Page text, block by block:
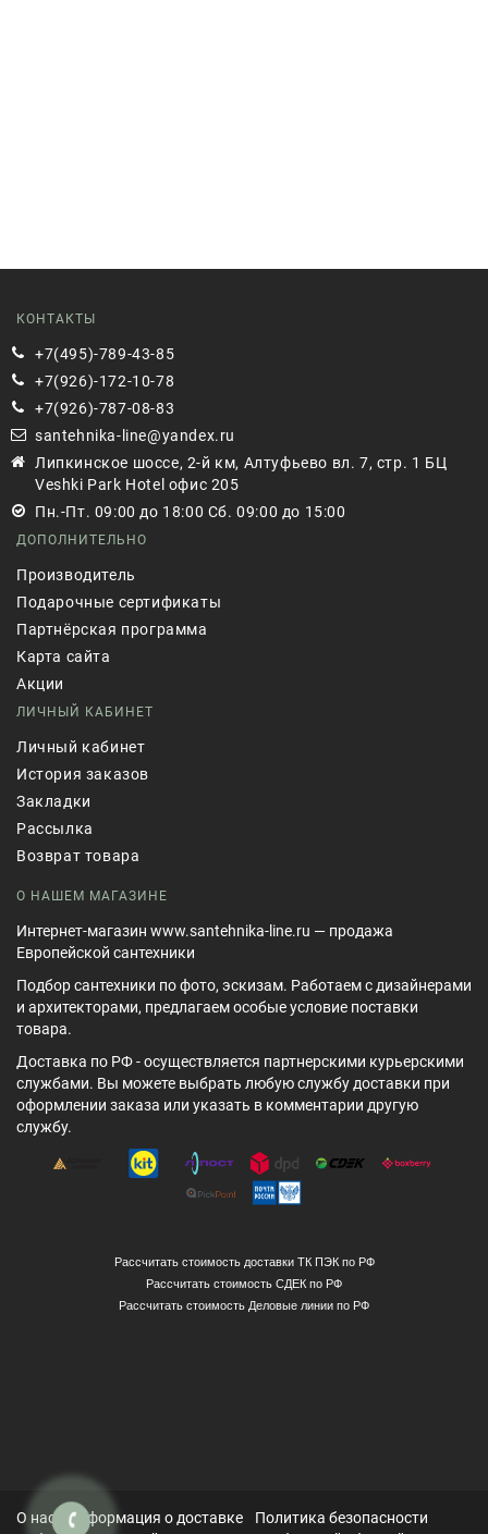
КОНТАКТЫ
+7(495)-789-43-85
+7(926)-172-10-78
+7(926)-787-08-83
santehnika-line@yandex.ru
Липкинское шоссе, 2-й км, Алтуфьево вл. 7, стр. 1 БЦ
Veshki Park Hotel офис 205
Пн.-Пт. 09:00 до 18:00 Сб. 09:00 до 15:00
ДОПОЛНИТЕЛЬНО
Производитель
Подарочные сертификаты
Партнёрская программа
Карта сайта
Акции
ЛИЧНЫЙ КАБИНЕТ
Личный кабинет
История заказов
Закладки
Рассылка
Возврат товара
О НАШЕМ МАГАЗИНЕ
Интернет-магазин www.santehnika-line.ru — продажа
Европейской сантехники
Подбор сантехники по фото, эскизам. Работаем с дизайнерами
и архитекторами, предлагаем особые условие поставки
товара.
Доставка по РФ - осуществляется партнерскими курьерскими
службами. Вы можете выбрать любую службу доставки при
оформлении заказа или указать в комментарии другую
службу.
Рассчитать стоимость доставки ТК ПЭК по РФ
Рассчитать стоимость СДЕК по РФ
Рассчитать стоимость Деловые линии по РФ
О нас Информация о доставке
Политика безопасности